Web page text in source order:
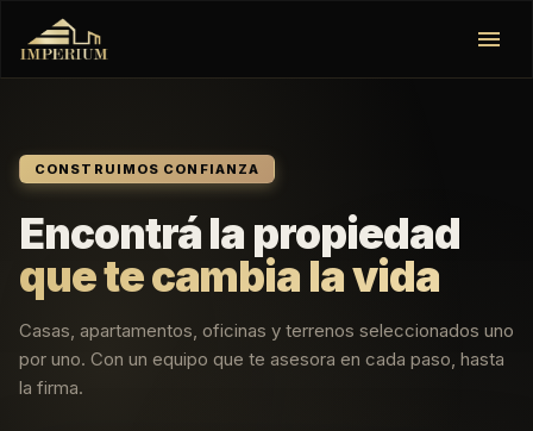
CONSTRUIMOS CONFIANZA
Encontrá la propiedad
que te cambia la vida
Casas, apartamentos, oficinas y terrenos seleccionados uno
por uno. Con un equipo que te asesora en cada paso, hasta
la firma.
✕